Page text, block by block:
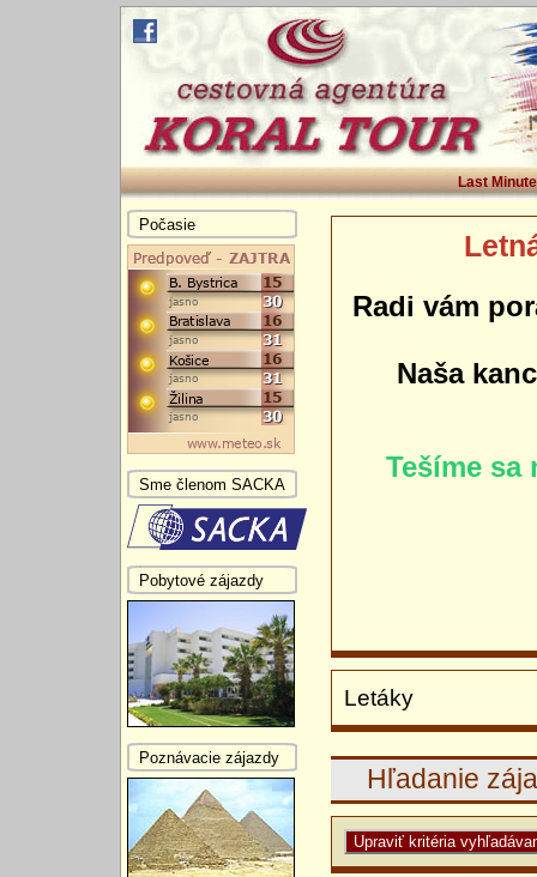
Last Minute
Radi vám
Naša
Tešíme sa
Letáky
Hľadanie
Počasie
Sme členom SACKA
Pobytové zájazdy
Poznávacie zájazdy